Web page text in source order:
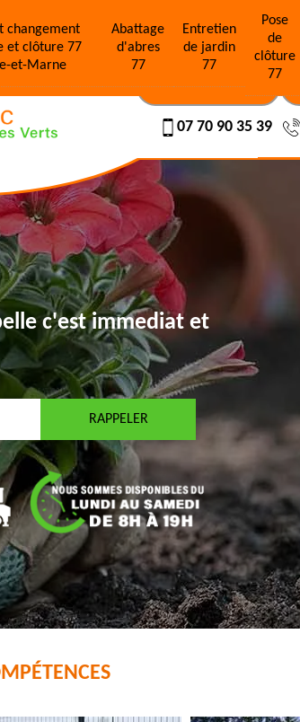
changement
et clôture 77
et-Marne
Abattage
d'abres
77
Entretien
de jardin
77
Pose
de
clôture
77
NOS RÉALISATIONS
07 70 90 35 39
c'est immediat et